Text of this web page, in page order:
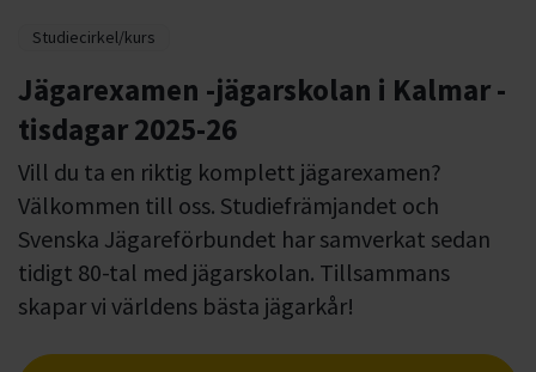
Studiecirkel/kurs
Jägarexamen -jägarskolan i Kalmar -
tisdagar 2025-26
Vill du ta en riktig komplett jägarexamen?
Välkommen till oss. Studiefrämjandet och
Svenska Jägareförbundet har samverkat sedan
tidigt 80-tal med jägarskolan. Tillsammans
skapar vi världens bästa jägarkår!